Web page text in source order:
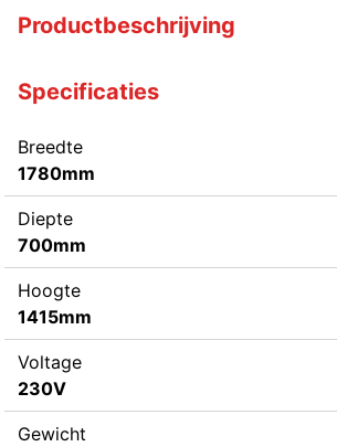
Productbeschrijving
Specificaties
Breedte
1780mm
Diepte
700mm
Hoogte
1415mm
Voltage
230V
Gewicht